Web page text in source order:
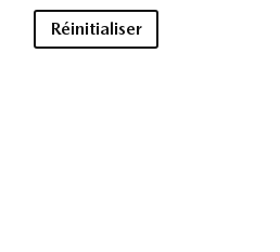
Réinitialiser